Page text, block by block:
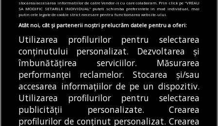
valorează tichetul social
05/08/2026
Articole Știri
Noi întreruperi de curent în București, Ilfov
și Giurgiu. Rețele Electrice Muntenia
transmite lista actualizată a străzilor
afectate
stocarea/accesarea informatiilor de catre Vendor-ii cu care colaboram. Prin click pe “VREAU
SA MODIFIC SETARILE INDIVIDUAL” puteti schimba preferintele in mod individual, mai
putin cele legate de cookie strict necesare pentru functionarea website-ului.
Atât noi, cât și partenerii noștri prelucrăm datele pentru a oferi:
Utilizarea profilurilor pentru selectarea
conținutului personalizat. Dezvoltarea și
îmbunătățirea serviciilor. Măsurarea
performanței reclamelor. Stocarea și/sau
accesarea informațiilor de pe un dispozitiv.
Utilizarea profilurilor pentru selectarea
publicității personalizate. Crearea
profilurilor de conținut personalizat. Crearea